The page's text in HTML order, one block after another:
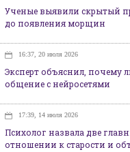
Ученые выявили скрытый
до появления морщин
16:37, 20 июля 2026
Эксперт объяснил, почему
общение с нейросетями
17:39, 14 июля 2026
Психолог назвала две
отношении к старости и